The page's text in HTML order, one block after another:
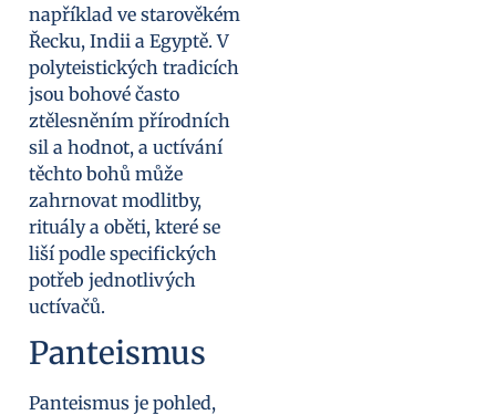
například ve starověkém
Řecku, Indii a Egyptě. V
polyteistických tradicích
jsou bohové často
ztělesněním přírodních
sil a hodnot, a uctívání
těchto bohů může
zahrnovat modlitby,
rituály a oběti, které se
liší podle specifických
potřeb jednotlivých
uctívačů.
Panteismus
Panteismus je pohled,